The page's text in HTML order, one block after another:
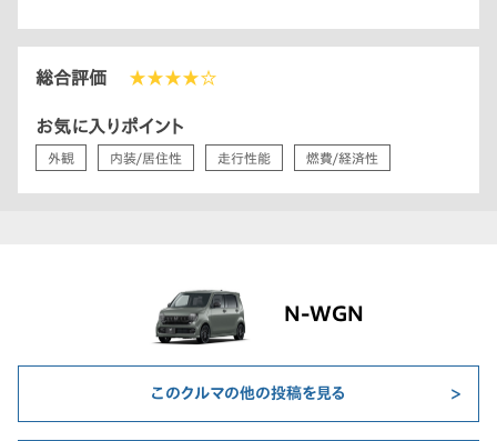
総合評価 ★★★★☆
お気に入りポイント
外観 内装/居住性 走行性能 燃費/経済性
N-WGN
このクルマの他の投稿を見る